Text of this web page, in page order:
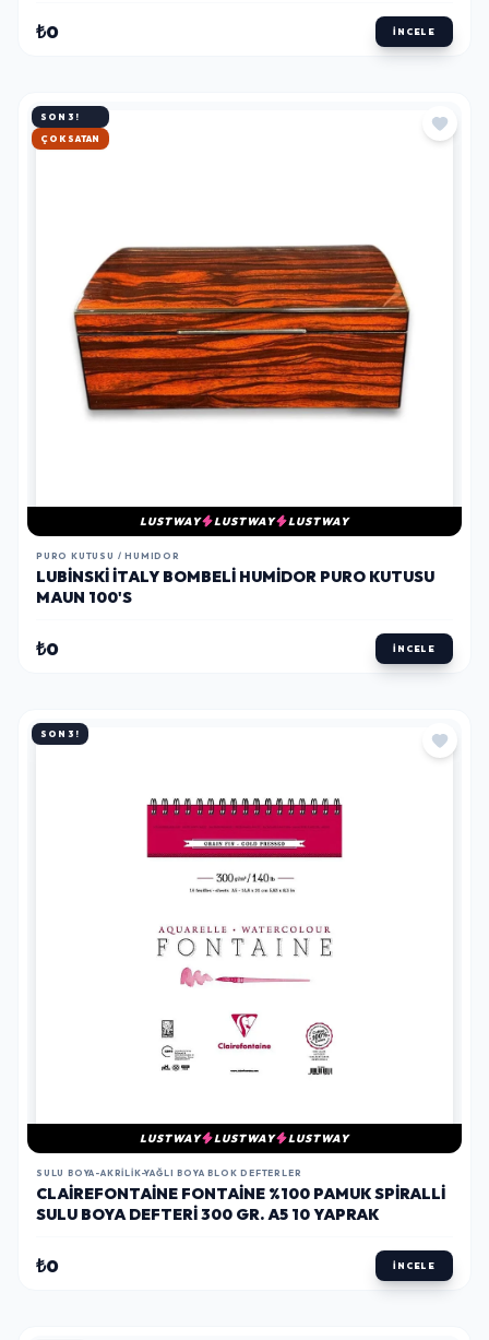
₺0 İNCELE
SON 3!
HIZLI KARGO
LUSTWAY LUSTWAY LUSTWAY
PURO KUTUSU / HUMIDOR
LUBINSKI İTALY BOMBELI HUMIDOR PURO KUTUSU
MAUN 100'S
₺0 İNCELE
SON 3!
LUSTWAY LUSTWAY LUSTWAY
SULU BOYA-AKRILIK-YAĞLI BOYA BLOK DEFTERLER
CLAIREFONTAINE FONTAINE %100 PAMUK SPIRALLI
SULU BOYA DEFTERI 300 GR. A5 10 YAPRAK
₺0 İNCELE